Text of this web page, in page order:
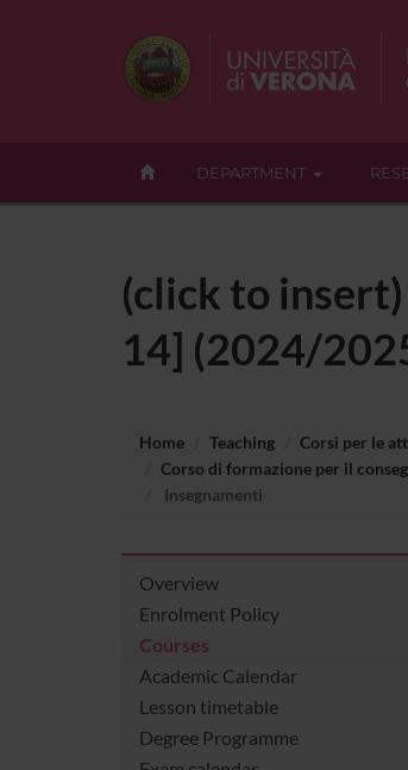
DEPARTMENT
(click to
14] (2024/
Home Teaching
Corsi per le
Corso di formazione per il
Insegnamenti
Overview
Enrolment Policy
Courses
Academic Calendar
Lesson timetable
Degree Programme